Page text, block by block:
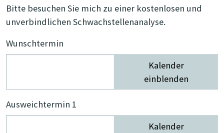
Bitte besuchen Sie mich zu einer kostenlosen und
unverbindlichen Schwachstellenanalyse.
Wunschtermin
Kalender
einblenden
Ausweichtermin 1
Kalender